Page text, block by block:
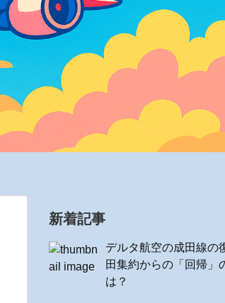
新着記事
デルタ航空の成田線の
田集約からの「回帰」
は？